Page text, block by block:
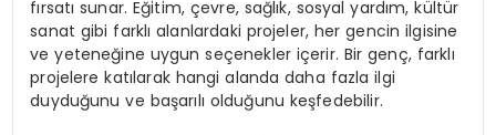
fırsatı sunar. Eğitim, çevre, sağlık, sosyal yardım, kültür
sanat gibi farklı alanlardaki projeler, her gencin ilgisine
ve yeteneğine uygun seçenekler içerir. Bir genç, farklı
projelere katılarak hangi alanda daha fazla ilgi
duyduğunu ve başarılı olduğunu keşfedebilir.